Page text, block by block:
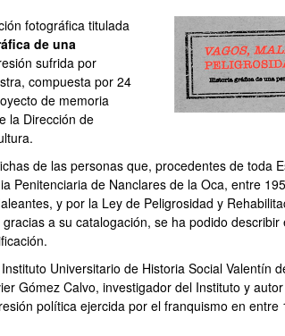
fotográfica titulada
de una
sufrida por
compuesta por 24
de memoria
la Dirección de
de las personas que, procedentes de toda
Penitenciaria de Nanclares de la Oca, entre
y por la Ley de Peligrosidad y
a su catalogación, se ha podido
Universitario de Historia Social Valentín
Gómez Calvo, investigador del Instituto y
política ejercida por el franquismo en entre